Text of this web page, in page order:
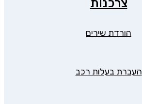
צרכנות
הורדת שירים
העברת בעלות רכב